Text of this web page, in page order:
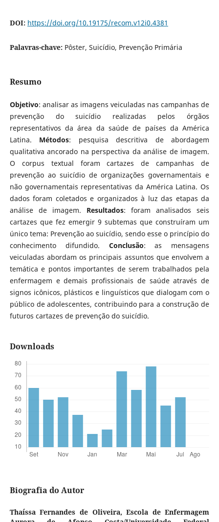
DOI: https://doi.org/10.19175/recom.v12i0.4381
Palavras-chave: Pôster, Suicídio, Prevenção Primária
Resumo
Objetivo: analisar as imagens veiculadas nas campanhas de
prevenção do suicídio realizadas pelos órgãos
representativos da área da saúde de países da América
Latina. Métodos: pesquisa descritiva de abordagem
qualitativa ancorado na perspectiva da análise de imagem.
O corpus textual foram cartazes de campanhas de
prevenção ao suicídio de organizações governamentais e
não governamentais representativas da América Latina. Os
dados foram coletados e organizados à luz das etapas da
análise de imagem. Resultados: foram analisados seis
cartazes que fez emergir 9 subtemas que construíram um
único tema: Prevenção ao suicídio, sendo esse o princípio do
conhecimento difundido. Conclusão: as mensagens
veiculadas abordam os principais assuntos que envolvem a
temática e pontos importantes de serem trabalhados pela
enfermagem e demais profissionais de saúde através de
signos icônicos, plásticos e linguísticos que dialogam com o
público de adolescentes, contribuindo para a construção de
futuros cartazes de prevenção do suicídio.
Downloads
Biografia do Autor
Thaíssa Fernandes de Oliveira,Escola de Enfermagem